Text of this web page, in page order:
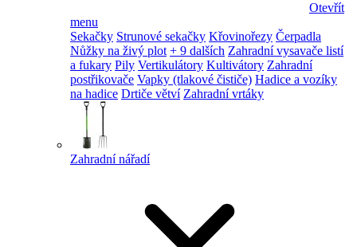
Otevřít
menu
Sekačky Strunové sekačky Křovinořezy Čerpadla
Nůžky na živý plot + 9 dalších Zahradní vysavače listí
a fukary Pily Vertikulátory Kultivátory Zahradní
postřikovače Vapky (tlakové čističe) Hadice a vozíky
na hadice Drtiče větví Zahradní vrtáky
Zahradní nářadí